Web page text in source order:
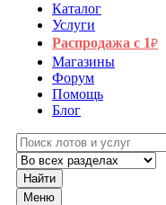
Каталог
Услуги
Распродажа с 1₽
Магазины
Форум
Помощь
Блог
Найти
Меню